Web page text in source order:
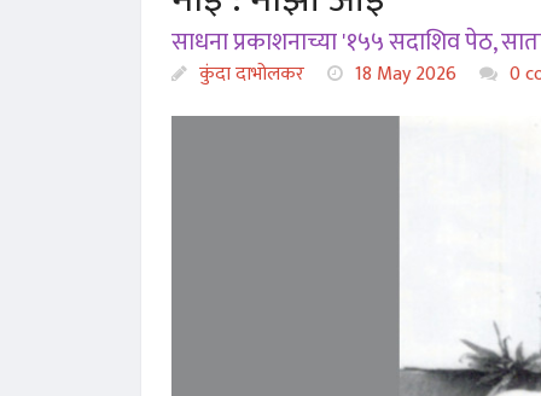
साधना प्रकाशनाच्या '१५५ सदाशिव पेठ,
कुंदा दाभोलकर 18 May 2026 0